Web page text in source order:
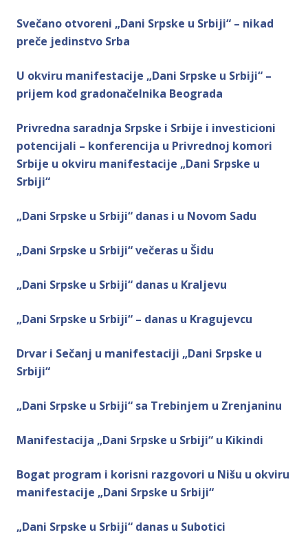
Svečano otvoreni „Dani Srpske u Srbiji“ – nikad
preče jedinstvo Srba
U okviru manifestacije „Dani Srpske u Srbiji“ –
prijem kod gradonačelnika Beograda
Privredna saradnja Srpske i Srbije i investicioni
potencijali – konferencija u Privrednoj komori
Srbije u okviru manifestacije „Dani Srpske u
Srbiji“
„Dani Srpske u Srbiji“ danas i u Novom Sadu
„Dani Srpske u Srbiji“ večeras u Šidu
„Dani Srpske u Srbiji“ danas u Kraljevu
„Dani Srpske u Srbiji“ – danas u Kragujevcu
Drvar i Sečanj u manifestaciji „Dani Srpske u
Srbiji“
„Dani Srpske u Srbiji“ sa Trebinjem u Zrenjaninu
Manifestacija „Dani Srpske u Srbiji“ u Kikindi
Bogat program i korisni razgovori u Nišu u okviru
manifestacije „Dani Srpske u Srbiji“
„Dani Srpske u Srbiji“ danas u Subotici